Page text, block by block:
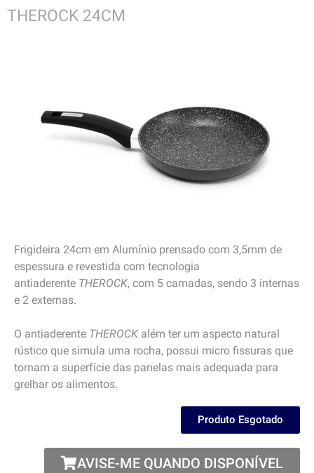
THEROCK 24CM
Frigideira 24cm em Alumínio prensado com 3,5mm de
espessura e revestida com tecnologia
antiaderente THEROCK, com 5 camadas, sendo 3 internas
e 2 externas.
O antiaderente THEROCK além ter um aspecto natural
rústico que simula uma rocha, possui micro fissuras que
tornam a superfície das panelas mais adequada para
grelhar os alimentos.
Produto Esgotado
AVISE-ME QUANDO DISPONÍVEL